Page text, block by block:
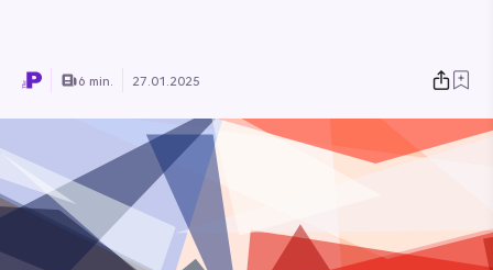
6 min. 27.01.2025